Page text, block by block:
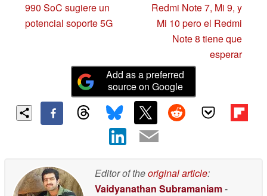
990 SoC sugiere un
potencial soporte 5G
Redmi Note 7, Mi 9, y
Mi 10 pero el Redmi
Note 8 tiene que
esperar
Add as a preferred
source on Google
Editor of theoriginal article:
Vaidyanathan Subramaniam-